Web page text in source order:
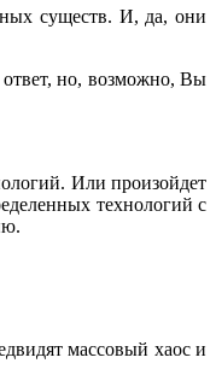
существ. И, да, они
но, возможно, Вы
Или произойдет
технологий с
массовый хаос и